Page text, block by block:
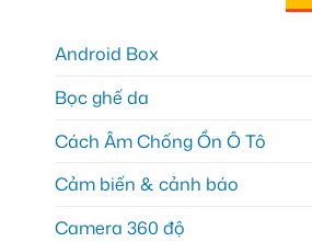
Android Box
Bọc ghế da
Cách Âm Chống Ồn Ô Tô
Cảm biến & cảnh báo
Camera 360 độ